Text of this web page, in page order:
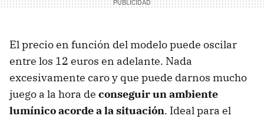
El precio en función del modelo puede oscilar
entre los 12 euros en adelante. Nada
excesivamente caro y que puede darnos mucho
juego a la hora de conseguir un ambiente
lumínico acorde a la situación. Ideal para el